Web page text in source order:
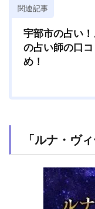
関連記事
宇部市の占い
の占い師の口
め！
「ルナ・ヴ